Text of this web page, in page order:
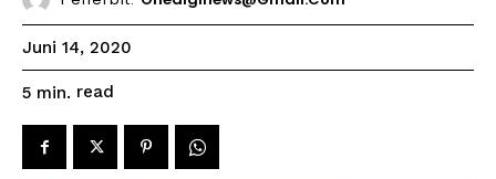
Juni 14, 2020
5 min. read